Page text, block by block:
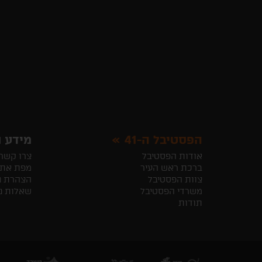
הפסטיבל ה-41
אודות הפסטיבל
ברכת ראש העיר
צוות הפסטיבל
משרדי הפסטיבל
תודות
מידע
צרו קשר
מפת
הצהרת
שאלות